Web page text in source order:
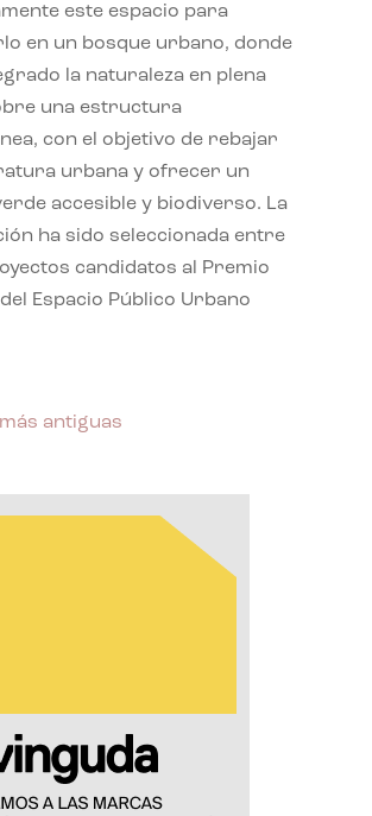
este espacio para
en un bosque urbano, donde
la naturaleza en plena
una estructura
con el objetivo de rebajar
urbana y ofrecer un
accesible y biodiverso. La
ha sido seleccionada entre
candidatos al Premio
Espacio Público Urbano
antiguas